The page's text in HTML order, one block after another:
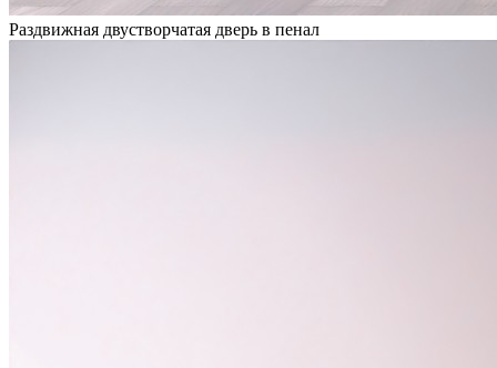
Раздвижная двустворчатая дверь в пенал